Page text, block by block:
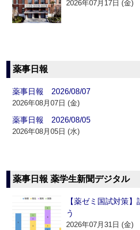
2026年07月17日 (金)
薬事日報
薬事日報 2026/08/07
2026年08月07日 (金)
薬事日報 2026/08/05
2026年08月05日 (水)
薬事日報 薬学生新聞デジタル
【薬ゼミ国試対策
う
2026年07月31日 (金)